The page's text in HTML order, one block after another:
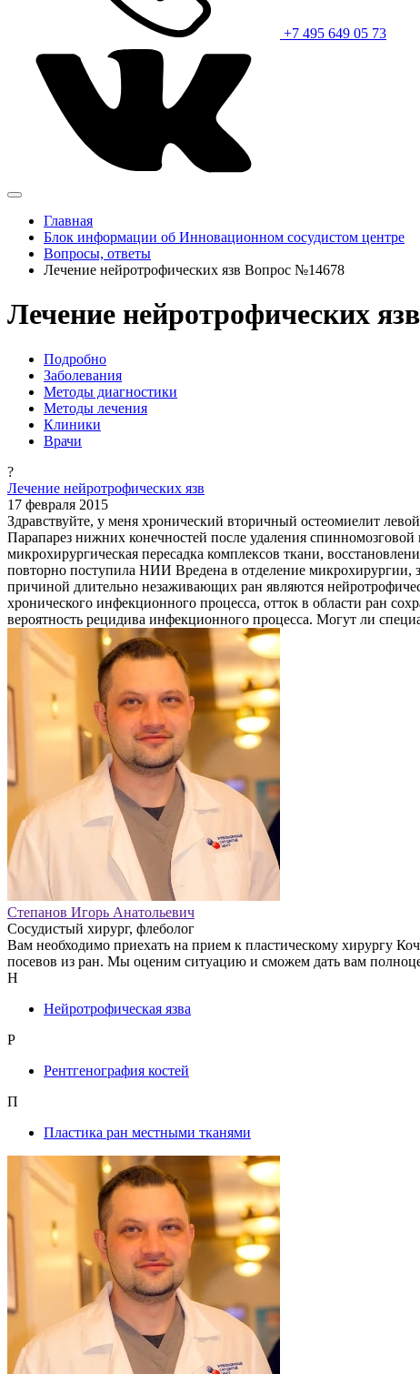
+7 495 649 05 73
Главная
Блок информации об Инновационном сосудистом центре
Вопросы, ответы
Лечение нейротрофических язв Вопрос №14678
Лечение нейротрофических
Подробно
Заболевания
Методы диагностики
Методы лечения
Клиники
Врачи
?
Лечение нейротрофических язв
17 февраля 2015
Здравствуйте, у меня хронический вторичный остеомиелит
Парапарез нижних конечностей после удаления
микрохирургическая пересадка комплексов ткани,
повторно поступила НИИ Вредена в отделение микрохирургии,
причиной длительно незаживающих ран являются
хронического инфекционного процесса, отток в области ран
вероятность рецидива инфекционного процесса. Могут ли
Степанов Игорь Анатольевич
Сосудистый хирург, флеболог
Вам необходимо приехать на прием к пластическому хирургу
посевов из ран. Мы оценим ситуацию и сможем дать вам
Н
Нейротрофическая язва
Р
Рентгенография костей
П
Пластика ран местными тканями